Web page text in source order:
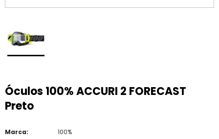
Óculos 100% ACCURI 2 FORECAST
Preto
Marca: 100%